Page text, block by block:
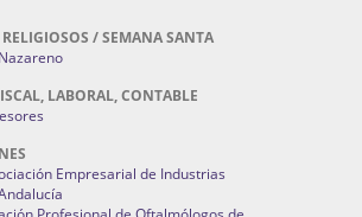
/ SEMANA SANTA
LABORAL, CONTABLE
Empresarial de Industrias